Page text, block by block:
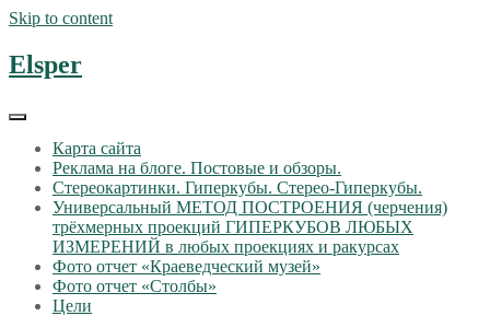
Skip to content
Elsper
Карта сайта
Реклама на блоге. Постовые и обзоры.
Стереокартинки. Гиперкубы. Стерео-Гиперкубы.
Универсальный МЕТОД ПОСТРОЕНИЯ (черчения)
трёхмерных проекций ГИПЕРКУБОВ ЛЮБЫХ
ИЗМЕРЕНИЙ в любых проекциях и ракурсах
Фото отчет «Краеведческий музей»
Фото отчет «Столбы»
Цели